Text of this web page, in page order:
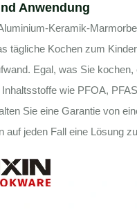
Anwendung
Keramik-
tägliche Kochen zum
Egal, was Sie
wie PFOA,
Sie eine Garantie von
auf jeden Fall eine Lösung